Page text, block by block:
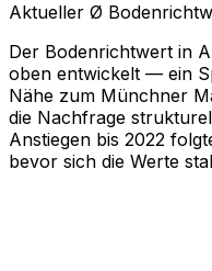
Aktueller Ø
Der Bodenrichtwert in
oben entwickelt — ein
Nähe zum Münchner
die Nachfrage
Anstiegen bis 2022
bevor sich die Werte